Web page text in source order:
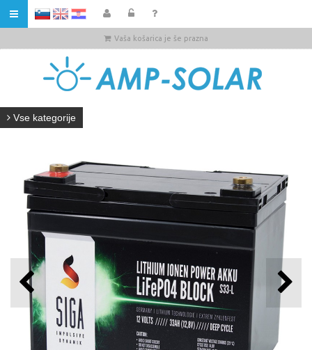
HR
Vaša košarica je še prazna
Vse kategorije